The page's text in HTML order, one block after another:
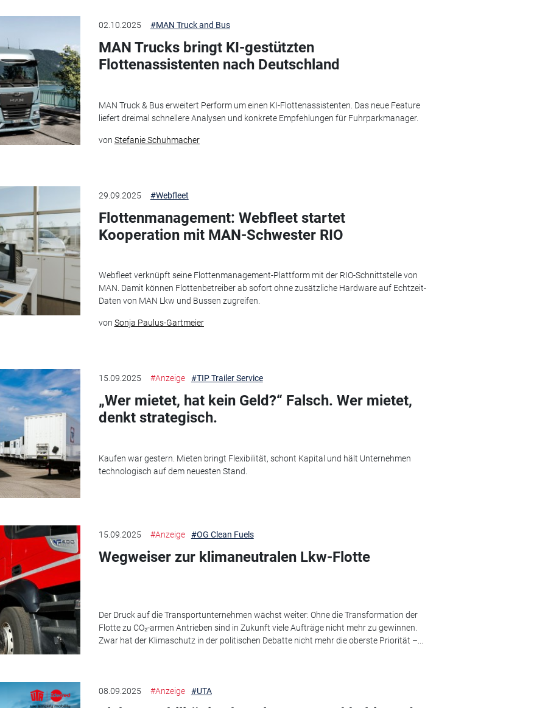
02.10.2025 #MAN Truck and Bus
MAN Trucks bringt KI-gestützten
Flottenassistenten nach Deutschland
MAN Truck & Bus erweitert Perform um einen KI-Flottenassistenten. Das neue Feature
liefert dreimal schnellere Analysen und konkrete Empfehlungen für Fuhrparkmanager.
von Stefanie Schuhmacher
29.09.2025 #Webfleet
Flottenmanagement: Webfleet startet
Kooperation mit MAN-Schwester RIO
Webfleet verknüpft seine Flottenmanagement-Plattform mit der RIO-Schnittstelle von
MAN. Damit können Flottenbetreiber ab sofort ohne zusätzliche Hardware auf Echtzeit-
Daten von MAN Lkw und Bussen zugreifen.
von Sonja Paulus-Gartmeier
15.09.2025 #Anzeige #TIP Trailer Service
„Wer mietet, hat kein Geld?“ Falsch. Wer mietet,
denkt strategisch.
Kaufen war gestern. Mieten bringt Flexibilität, schont Kapital und hält Unternehmen
technologisch auf dem neuesten Stand.
15.09.2025 #Anzeige #OG Clean Fuels
Wegweiser zur klimaneutralen Lkw-Flotte
Der Druck auf die Transportunternehmen wächst weiter: Ohne die Transformation der
Flotte zu CO₂-armen Antrieben sind in Zukunft viele Aufträge nicht mehr zu gewinnen.
Zwar hat der Klimaschutz in der politischen Debatte nicht mehr die oberste Priorität –...
08.09.2025 #Anzeige #UTA